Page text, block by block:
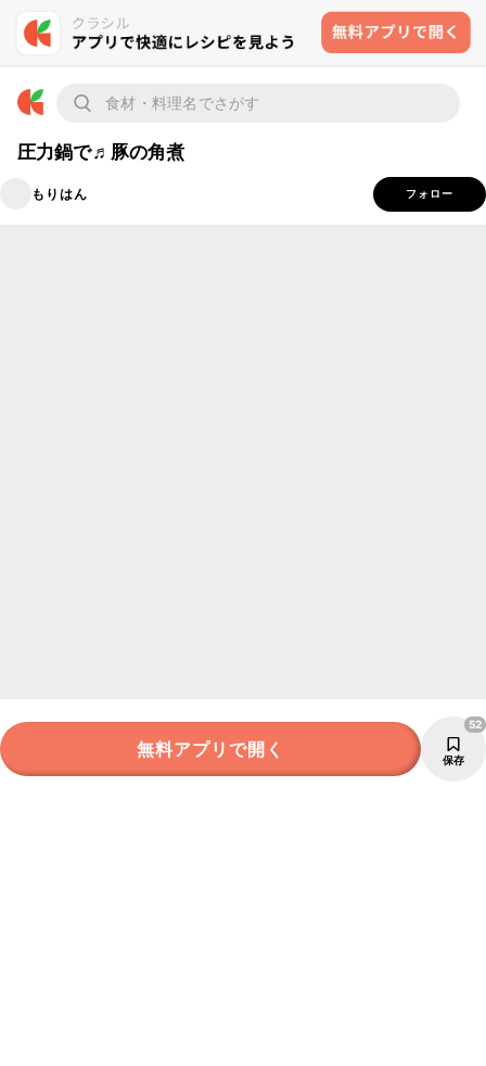
圧力鍋で♬豚の角煮
もりはん フォロー
無料アプリで開く 保存
52